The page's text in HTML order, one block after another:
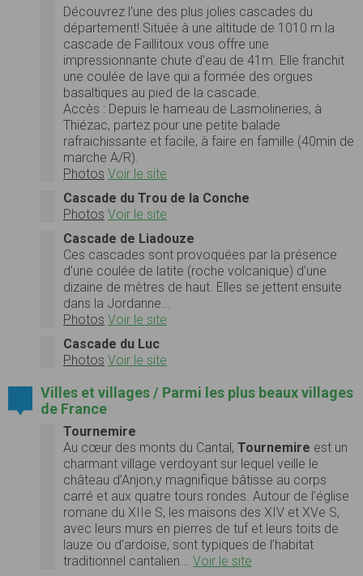
Découvrez l'une des plus jolies cascades du
département! Située à une altitude de 1010 m la
cascade de Faillitoux vous offre une
impressionnante chute d'eau de 41m. Elle franchit
une coulée de lave qui a formée des orgues
basaltiques au pied de la cascade.
Accès : Depuis le hameau de Lasmolineries, à
Thiézac, partez pour une petite balade
rafraichissante et facile, à faire en famille (40min de
marche A/R).
Photos Voir le site
Cascade du Trou de la Conche
Photos Voir le site
Cascade de Liadouze
Ces cascades sont provoquées par la présence
d’une coulée de latite (roche volcanique) d’une
dizaine de mètres de haut. Elles se jettent ensuite
dans la Jordanne...
Photos Voir le site
Cascade du Luc
Photos Voir le site
Villes et villages / Parmi les plus beaux villages
de France
Tournemire
Au cœur des monts du Cantal, Tournemire est un
charmant village verdoyant sur lequel veille le
château d’Anjon,y magnifique bâtisse au corps
carré et aux quatre tours rondes. Autour de l’église
romane du XIIe S, les maisons des XIV et XVe S,
avec leurs murs en pierres de tuf et leurs toits de
lauze ou d’ardoise, sont typiques de l’habitat
traditionnel cantalien... Voir le site